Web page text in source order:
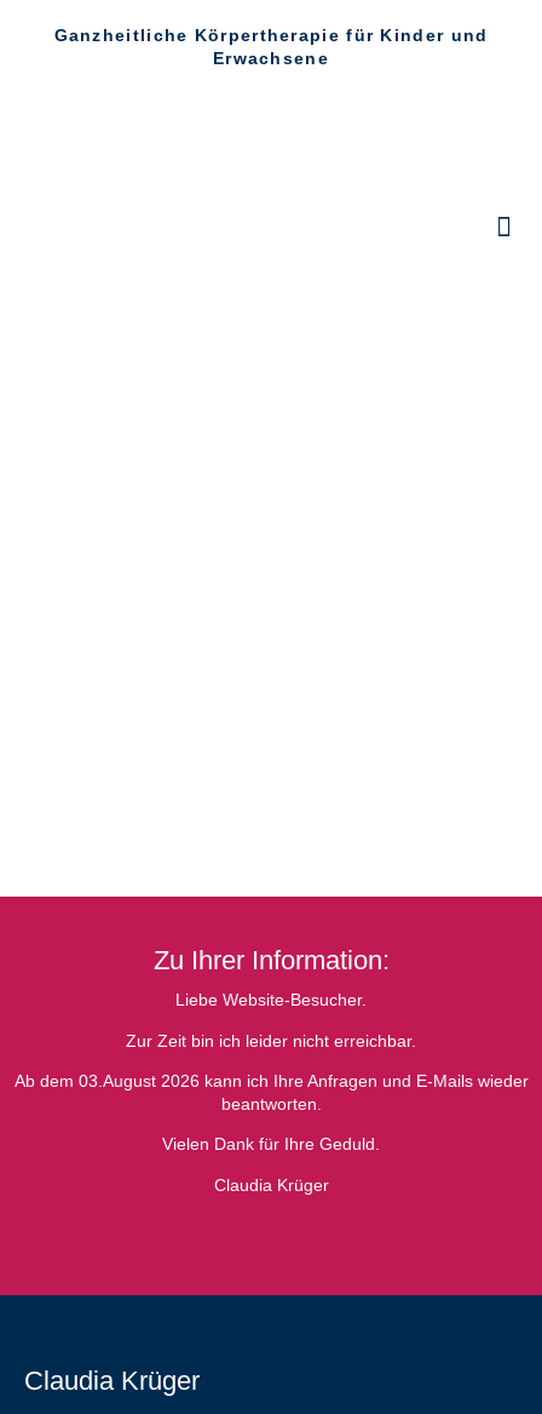
Ganzheitliche Körpertherapie für Kinder und
Erwachsene
Zu Ihrer Information:
Liebe Website-Besucher.
Zur Zeit bin ich leider nicht erreichbar.
Ab dem 03.August 2026 kann ich Ihre Anfragen und E-Mails wieder
beantworten.
Vielen Dank für Ihre Geduld.
Claudia Krüger
Claudia Krüger